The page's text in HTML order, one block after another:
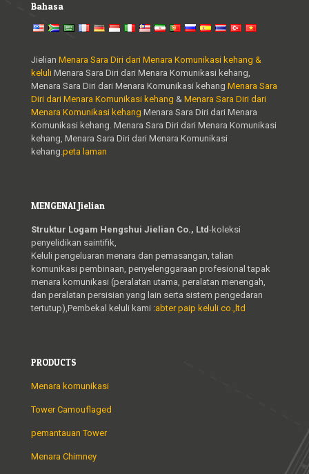
Bahasa
Jielian Menara Sara Diri dari Menara Komunikasi kehang &
keluli Menara Sara Diri dari Menara Komunikasi kehang,
Menara Sara Diri dari Menara Komunikasi kehang Menara Sara
Diri dari Menara Komunikasi kehang & Menara Sara Diri dari
Menara Komunikasi kehang Menara Sara Diri dari Menara
Komunikasi kehang. Menara Sara Diri dari Menara Komunikasi
kehang, Menara Sara Diri dari Menara Komunikasi
kehang.peta laman
MENGENAI Jielian
Struktur Logam Hengshui Jielian Co., Ltd-koleksi
penyelidikan saintifik,
Keluli pengeluaran menara dan pemasangan, talian
komunikasi pembinaan, penyelenggaraan profesional tapak
menara komunikasi (peralatan utama, peralatan menengah,
dan peralatan persisian yang lain serta sistem pengedaran
tertutup),Pembekal keluli kami :abter paip keluli co.,ltd
PRODUCTS
Menara komunikasi
Tower Camouflaged
pemantauan Tower
Menara Chimney